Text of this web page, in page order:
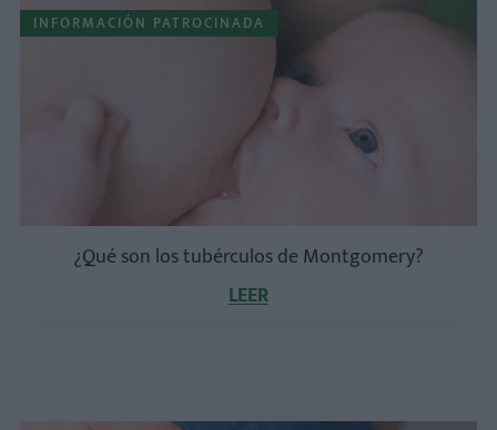
INFORMACIÓN PATROCINADA
¿Qué son los tubérculos de Montgomery?
LEER